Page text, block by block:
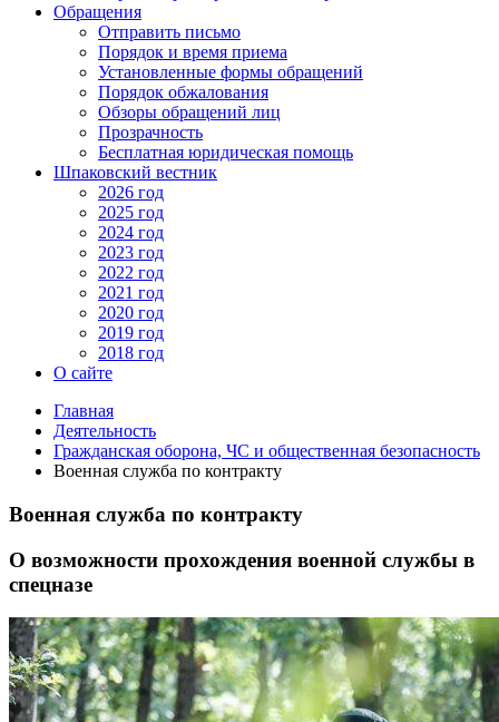
Обращения
Отправить письмо
Порядок и время приема
Установленные формы обращений
Порядок обжалования
Обзоры обращений лиц
Прозрачность
Бесплатная юридическая помощь
Шпаковский вестник
2026 год
2025 год
2024 год
2023 год
2022 год
2021 год
2020 год
2019 год
2018 год
О сайте
Главная
Деятельность
Гражданская оборона, ЧС и общественная безопасность
Военная служба по контракту
Военная служба по контракту
О возможности прохождения военной службы в
спецназе